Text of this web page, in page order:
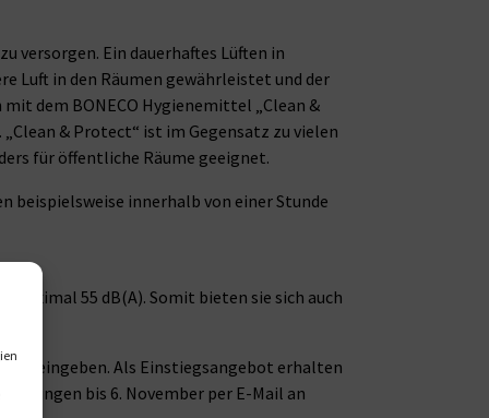
versorgen. Ein dauerhaftes Lüften in
Luft in den Räumen gewährleistet und der
dem BONECO Hygienemittel „Clean &
& Protect“ ist im Gegensatz zu vielen
für öffentliche Räume geeignet.
beispielsweise innerhalb von einer Stunde
55 dB(A). Somit bieten sie sich auch
eingeben. Als Einstiegsangebot erhalten
bis 6. November per E-Mail an